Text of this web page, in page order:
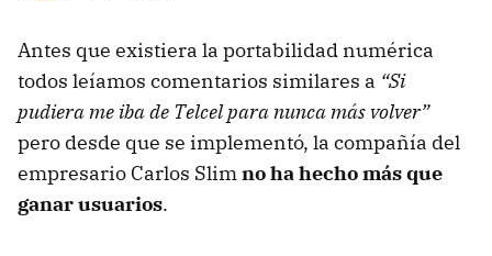
Antes que existiera la portabilidad numérica
todos leíamos comentarios similares a “Si
pudiera me iba de Telcel para nunca más volver”
pero desde que se implementó, la compañía del
empresario Carlos Slimno ha hecho más que
ganar usuarios.